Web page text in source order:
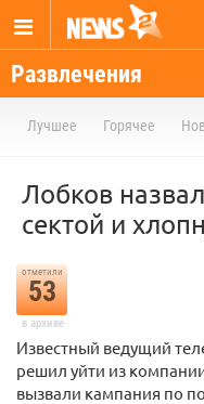
Развлечения
Лучшее Горячее
Лобков
сектой и
отметили
53
в архиве
Известный ведущий
решил уйти из
вызвали кампания по